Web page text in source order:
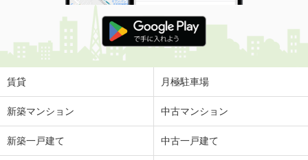
賃貸 月極駐車場
新築マンション 中古マンション
新築一戸建て 中古一戸建て